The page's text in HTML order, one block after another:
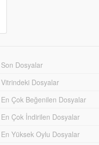
Son Dosyalar
Vitrindeki Dosyalar
En Çok Beğenilen Dosyalar
En Çok İndirilen Dosyalar
En Yüksek Oylu Dosyalar